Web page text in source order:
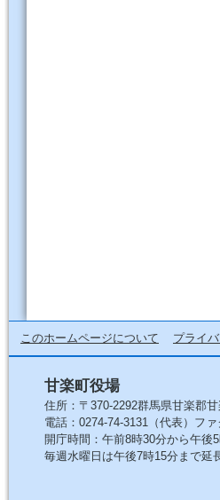
このホームページについて プライ
甘楽町役場
住所：〒370-2292群馬県甘楽郡
電話：0274-74-3131（代表）フ
開庁時間：午前8時30分から午後
毎週水曜日は午後7時15分まで延